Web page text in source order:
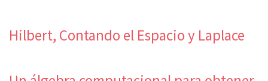
Hilbert, Contando el Espacio y Laplace